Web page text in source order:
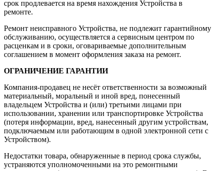
срок продлевается на время нахождения Устройства в
ремонте.
Ремонт неисправного Устройства, не подлежит гарантийному
обслуживанию, осуществляется а сервисным центром по
расценкам и в сроки, оговариваемые дополнительным
соглашением в момент оформления заказа на ремонт.
ОГРАНИЧЕНИЕ ГАРАНТИИ
Компания-продавец не несёт ответственности за возможный
материальный, моральный и иной вред, понесенный
владельцем Устройства и (или) третьими лицами при
использовании, хранении или транспортировке Устройства
(потеря информации, вред, нанесенный другим устройствам,
подключаемым или работающим в одной электронной сети с
Устройством).
Недостатки товара, обнаруженные в период срока службы,
устраняются уполномоченными на это ремонтными